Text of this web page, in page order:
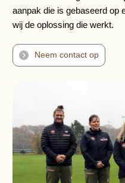
aanpak die is gebaseerd op
wij de oplossing die werkt.
Neem contact op